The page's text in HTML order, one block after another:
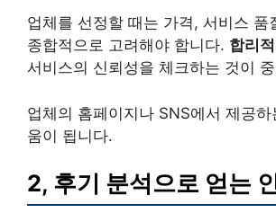
업체를 선정할 때는 가격, 서비스 품
종합적으로 고려해야 합니다. 합리
서비스의 신뢰성을 체크하는 것이
업체의 홈페이지나 SNS에서 제공
움이 됩니다.
2, 후기 분석으로 얻는